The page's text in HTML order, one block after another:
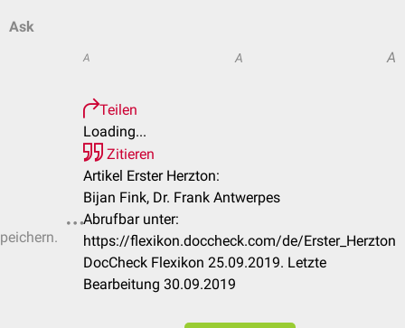
Ask
A A A
Teilen
Loading...
Zitieren
Artikel Erster Herzton:
Bijan Fink, Dr. Frank Antwerpes
Abrufbar unter:
https://flexikon.doccheck.com/de/Erster_Herzton
DocCheck Flexikon 25.09.2019. Letzte
Bearbeitung 30.09.2019